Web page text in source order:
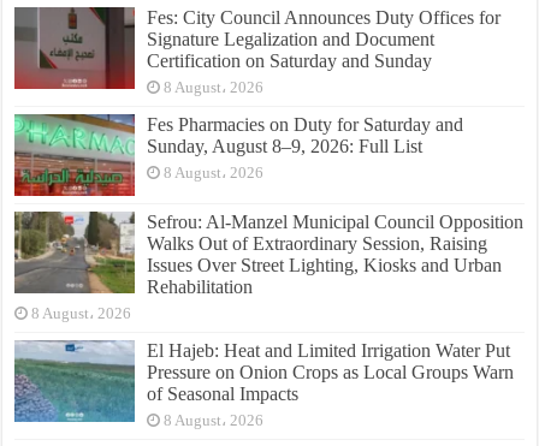
Fes: City Council Announces Duty Offices for
Signature Legalization and Document
Certification on Saturday and Sunday
8 August، 2026
Fes Pharmacies on Duty for Saturday and
Sunday, August 8–9, 2026: Full List
8 August، 2026
Sefrou: Al-Manzel Municipal Council Opposition
Walks Out of Extraordinary Session, Raising
Issues Over Street Lighting, Kiosks and Urban
Rehabilitation
8 August، 2026
El Hajeb: Heat and Limited Irrigation Water Put
Pressure on Onion Crops as Local Groups Warn
of Seasonal Impacts
8 August، 2026